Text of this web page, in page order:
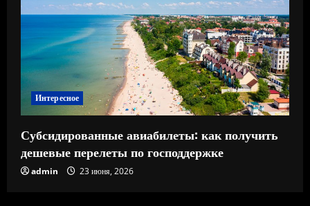
Интересное
Субсидированные авиабилеты: как получить
дешевые перелеты по господдержке
admin 23 июня, 2026